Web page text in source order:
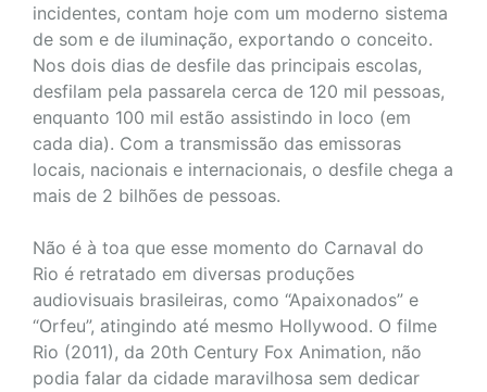
incidentes, contam hoje com um moderno sistema
de som e de iluminação, exportando o conceito.
Nos dois dias de desfile das principais escolas,
desfilam pela passarela cerca de 120 mil pessoas,
enquanto 100 mil estão assistindo in loco (em
cada dia). Com a transmissão das emissoras
locais, nacionais e internacionais, o desfile chega a
mais de 2 bilhões de pessoas.
Não é à toa que esse momento do Carnaval do
Rio é retratado em diversas produções
audiovisuais brasileiras, como “Apaixonados” e
“Orfeu”, atingindo até mesmo Hollywood. O filme
Rio (2011), da 20th Century Fox Animation, não
podia falar da cidade maravilhosa sem dedicar